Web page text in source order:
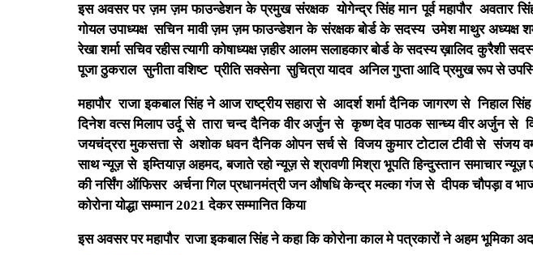
इस अवसर पर ज़म ज़म फाउन्डेशन के प्रमुख संरक्षक योगेन्द्र सिंह मान पूर्व महापौर अवतार सिंह
गोयल उपाध्यक्ष सचिन मावी ज़म ज़म फाउन्डेशन के संरक्षक बोर्ड के सदस्य उमेश माथुर अध्यक्ष
रेखा शर्मा सचिव रहीस त्यागी कोषाध्यक्ष ज़हीर आलम सलाहकार बोर्ड के सदस्य ख़ालिद कुरैशी
पूजा ठुकराल सुनीता वशिष्ट प्रीति सक्सेना सुचित्रा यादव अनिल गुप्ता आदि प्रमुख रूप से
महापौर राजा इकबाल सिंह ने आज राष्ट्रीय सहारा से आदर्श शर्मा दैनिक जागरण से निहाल
दिनेश वत्स मिलाप उर्दू से तारा चन्द दैनिक वीर अर्जुन से कृष्ण देव पाठक सान्ध्य वीर अर्जुन से
जयचंद्ररा मुकसत्ता से अशोक धवन दैनिक ओपन सर्च से विजय कुमार टोटाल टीवी से संजय
साथ न्यूज़ से इम्तियाज़ अहमद, बजाते रहो न्यूज़ से श्रावणी मिश्रा भूपति हिन्दुस्तान समाचार
की नर्सिंग ऑफिसर अर्चना गिल प्रधानमंत्री जन औषधि केन्द्र मल्का गंज से दीपक चौपड़ा व
कोरोना योद्धा सम्मान 2021 देकर सम्मानित किया
इस अवसर पर महापौर राजा इकबाल सिंह ने कहा कि कोरोना काल मे पत्रकारों ने अहम भूमिका